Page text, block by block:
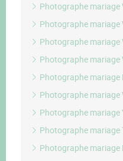
Photographe mariage
Photographe mariage
Photographe mariage
Photographe mariage
Photographe mariage
Photographe mariage
Photographe mariage
Photographe mariage
Photographe mariage